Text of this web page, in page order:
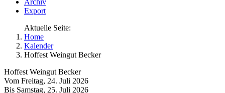
Archiv
Export
Aktuelle Seite:
Home
Kalender
Hoffest Weingut Becker
Hoffest Weingut Becker
Vom Freitag, 24. Juli 2026
Bis Samstag, 25. Juli 2026